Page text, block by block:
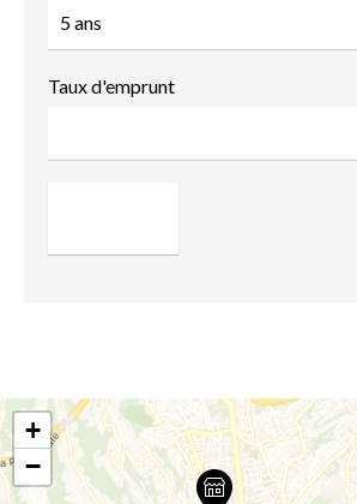
Taux d'emprunt
+
−